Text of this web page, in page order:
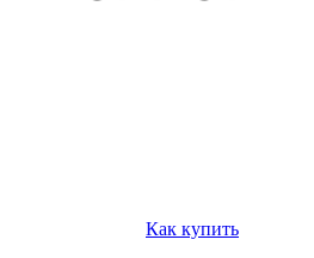
Как купить